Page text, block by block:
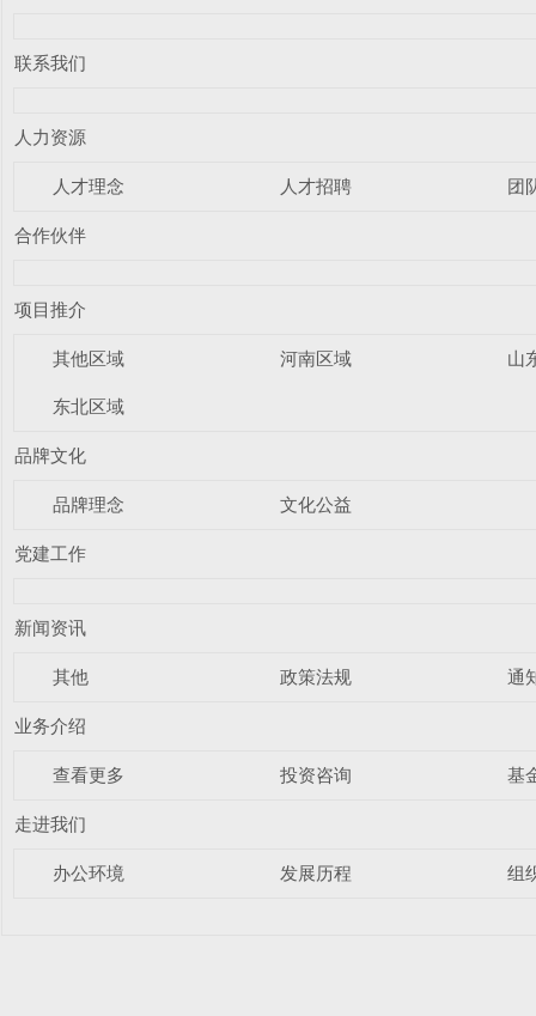
联系我们
人力资源
人才理念 人才招聘 团
合作伙伴
项目推介
其他区域 河南区域 山
东北区域
品牌文化
品牌理念 文化公益
党建工作
新闻资讯
其他 政策法规 通
业务介绍
查看更多 投资咨询 基
走进我们
办公环境 发展历程 组